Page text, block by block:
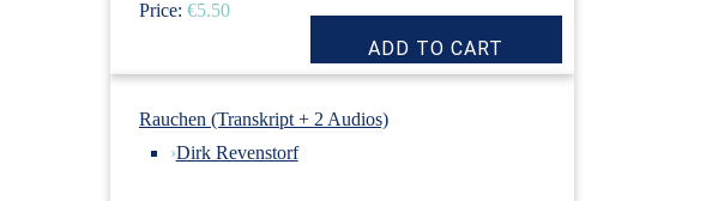
Price: €5.50
Rauchen (Transkript + 2 Audios)
›Dirk Revenstorf